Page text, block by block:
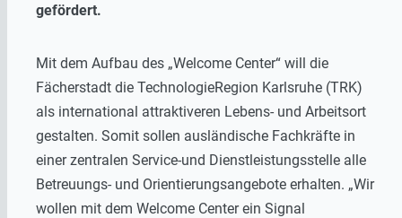
gefördert.
Mit dem Aufbau des „Welcome Center“ will die
Fächerstadt die TechnologieRegion Karlsruhe (TRK)
als international attraktiveren Lebens- und Arbeitsort
gestalten. Somit sollen ausländische Fachkräfte in
einer zentralen Service-und Dienstleistungsstelle alle
Betreuungs- und Orientierungsangebote erhalten. „Wir
wollen mit dem Welcome Center ein Signal